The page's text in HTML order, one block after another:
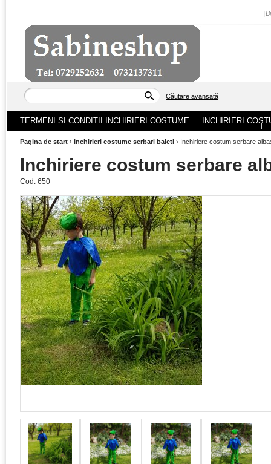
Căutare avansată
ACASA |
TERMENI SI CONDITII INCHIRIERI COSTUME INCHIRIERI
Pagina de start › Inchirieri costume serbari baieti › Inchiriere costum serbare
Inchiriere costum serbare
Cod: 650